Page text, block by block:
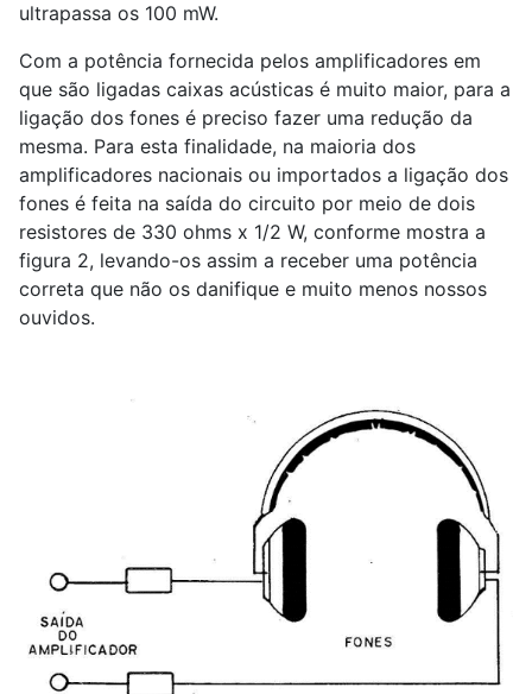
ultrapassa os 100 mW.
Com a potência fornecida pelos amplificadores em
que são ligadas caixas acústicas é muito maior, para a
ligação dos fones é preciso fazer uma redução da
mesma. Para esta finalidade, na maioria dos
amplificadores nacionais ou importados a ligação dos
fones é feita na saída do circuito por meio de dois
resistores de 330 ohms x 1/2 W, conforme mostra a
figura 2, levando-os assim a receber uma potência
correta que não os danifique e muito menos nossos
ouvidos.